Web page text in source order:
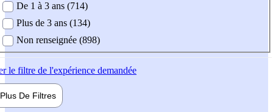
De 1 à 3 ans (714)
Plus de 3 ans (134)
Non renseignée (898)
le filtre de l'expérience demandée
Plus De Filtres